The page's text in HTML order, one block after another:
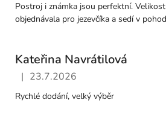
Postroj i známka jsou perfektní.
objednávala pro jezevčíka a sedí v
Kateřina Navrátilová
Hodnocení obchodu je 5 z 5
| 23.7.2026
Rychlé dodání, velký výběr